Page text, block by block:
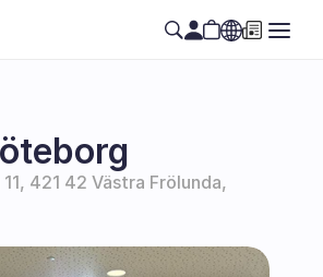
SE
421 42 Västra Frölunda,